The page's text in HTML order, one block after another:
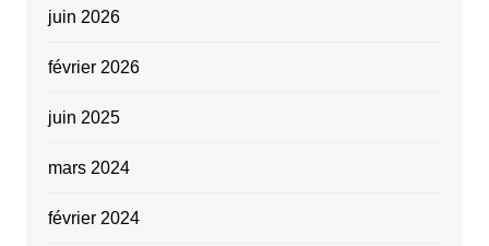
juin 2026
février 2026
juin 2025
mars 2024
février 2024